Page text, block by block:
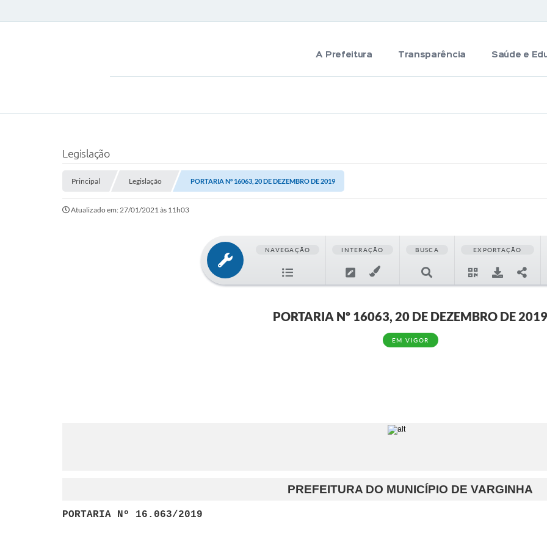
A Prefeitura Transparência Saúde e
Legislação
Principal Legislação PORTARIA Nº 16063, 20 DE DEZEMBRO DE 2019
Atualizado em: 27/01/2021 às 11h03
NAVEGAÇÃO INTERAÇÃO BUSCA EXPORTAÇÃO
PORTARIA Nº 16063, 20 DE DEZEMBRO DE 2019
EM VIGOR
PREFEITURA DO MUNICÍPIO DE VARGINHA
PORTARIA Nº 16.063/2019